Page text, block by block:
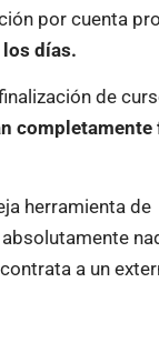
por cuenta
días.
de
completamente
herramienta de
a un